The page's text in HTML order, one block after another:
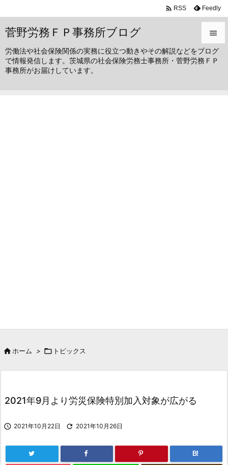
菅野労務ＦＰ事務所ブログ
労働法や社会保険関係の実務に役立つ動きやその解説などをブログ
で情報発信します。茨城県の社会保険労務士事務所・菅野労務ＦＰ
事務所がお届けしています。


メニュ
 RSS Feedly
 ホーム >  トピックス
2021年9月より労災保険特別加入対象が広がる
 2021年10月22日  2021年10月26日
B!